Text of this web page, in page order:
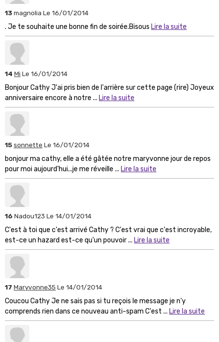
13magnolia Le 16/01/2014
. Je te souhaite une bonne fin de soirée.Bisous Lire la suite
14 Mi Le 16/01/2014
Bonjour Cathy J'ai pris bien de l'arrière sur cette page (rire) Joyeux
anniversaire encore à notre ... Lire la suite
15sonnette Le 16/01/2014
bonjour ma cathy, elle a été gâtée notre maryvonne jour de repos
pour moi aujourd'hui...je me réveille ... Lire la suite
16 Nadou123 Le 14/01/2014
C'est à toi que c'est arrivé Cathy ? C'est vrai que c'est incroyable,
est-ce un hazard est-ce qu'un pouvoir ... Lire la suite
17 Maryvonne35 Le 14/01/2014
Coucou Cathy Je ne sais pas si tu reçois le message je n'y
comprends rien dans ce nouveau anti-spam C'est ... Lire la suite